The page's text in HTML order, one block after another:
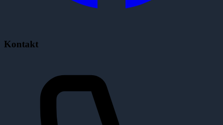
Kontakt